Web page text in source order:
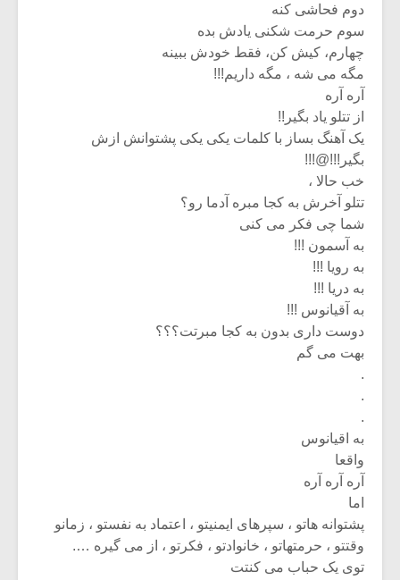
دوم فحاشی کنه
سوم حرمت شکنی یادش بده
چهارم، کیش کن، فقط خودش ببینه
مگه می شه ، مگه داریم!!!
آره آره
از تتلو یاد بگیر!!
یک آهنگ بساز با کلمات یکی یکی پشتوانش ازش
بگیر!!!@!!!
خب حالا ،
تتلو آخرش به کجا مبره آدما رو؟
شما چی فکر می کنی
به آسمون !!!
به رویا !!!
به دریا !!!
به آقیانوس !!!
دوست داری بدون به کجا مبرتت؟؟؟
بهت می گم
.
.
.
به اقیانوس
واقعا
آره آره آره
اما
پشتوانه هاتو ، سپرهای ایمنیتو ، اعتماد به نفستو ، زمانو
وقتتو ، حرمتهاتو ، خانوادتو ، فکرتو ، از می گیره ….
توی یک حباب می کنتت